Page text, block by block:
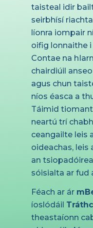
taisteal idir
seirbhísí
líonra iompair
oifig lonnaithe i
Contae na
chairdiúil
agus chun
níos éasca a
Táimid
neartú trí
ceangailte leis
oideachas, leis
an
sóisialta ar fud
Féach ar ár
íoslódáil
theastaíonn